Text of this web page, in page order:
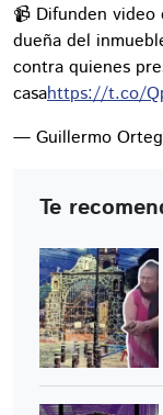
📹 Difunden
dueña del
contra quienes
casahttps://t.co/
— Guillermo
Te